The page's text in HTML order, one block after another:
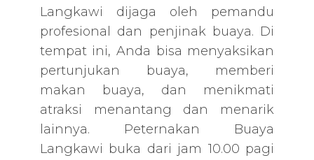
Langkawi dijaga oleh pemandu
profesional dan penjinak buaya. Di
tempat ini, Anda bisa menyaksikan
pertunjukan buaya, memberi
makan buaya, dan menikmati
atraksi menantang dan menarik
lainnya. Peternakan Buaya
Langkawi buka dari jam 10.00 pagi